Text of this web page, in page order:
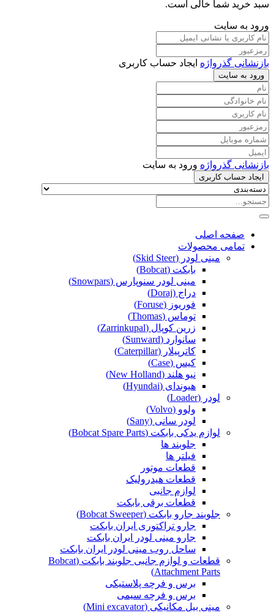
سبد خرید شما خالی است.
ورود به سایت
بازنشانی گذرواژه ایجاد حساب کاربری
ورود به سایت
بازنشانی گذرواژه ورود به سایت
ایجاد حساب کاربری
صفحه اصلی
تمامی محصولات
مینی لودر (Skid Steer)
بابکت (Bobcat)
مینی لودر سنوپارس (Snowpars)
دراج (Doraj)
فوریوز (Foruse)
توماس (Thomas)
زرین کوپال (Zarrinkupal)
سانوارد (Sunward)
کاترپیلار (Caterpillar)
کیس (Case)
نیو هلند (New Holland)
هیوندای (Hyundai)
لودر (Loader)
ولوو (Volvo)
لودر سانی (Sany)
لوازم یدکی بابکت (Bobcat Spare Parts)
جلوبند ها
فیلتر ها
قطعات موتور
قطعات هیدرولیک
لوازم جانبی
قطعات برقی بابکت
جلوبند جارو بابکت (Bobcat Sweeper)
جارو تراکتوری ایران بابکت
جارو مینی لودر ایران بابکت
ساحل روب مینی لودر ایران بابکت
قطعات و لوازم جانبی جلوبند بابکت (Bobcat
Attachment Parts)
برس و فرچه پلاستیکی
برس و فرچه سیمی
مینی بیل مکانیکی (Mini excavator)